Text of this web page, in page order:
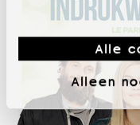
Alle
Alleen